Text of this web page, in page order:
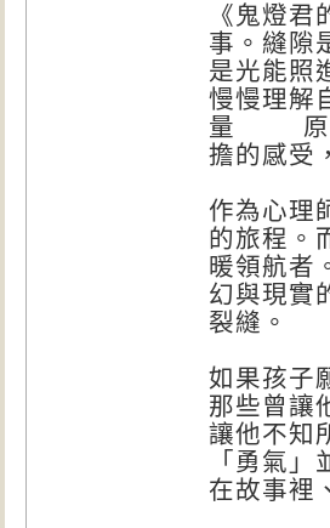
《鬼燈
事。縫隙
是光能照
慢慢理解
量 原來
擔的感受
作為心理
的旅程。
暖領航者
幻與現實
裂縫。
如果孩子
那些曾讓
讓他不知
「勇氣
在故事裡